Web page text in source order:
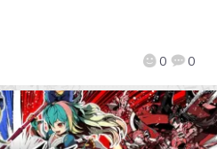
0 0